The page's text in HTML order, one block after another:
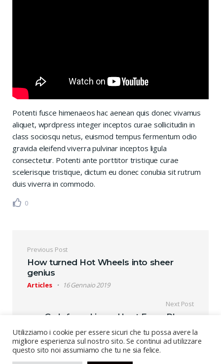
Potenti fusce himenaeos hac aenean quis donec vivamus
aliquet, wprdpress integer inceptos curae sollicitudin in
class sociosqu netus, euismod tempus fermentum odio
gravida eleifend viverra pulvinar inceptos ligula
consectetur. Potenti ante porttitor tristique curae
scelerisque tristique, dictum eu donec conubia sit rutrum
duis viverra in commodo.
0
Navigazione articoli
Previous Post
How turned Hot Wheels into sheer
genius
Articles 16 Gennaio 2019
Next Post
Grab free skin and loot From Phone
News 16 Gennaio 2019
Utilizziamo i cookie per essere sicuri che tu possa avere la
migliore esperienza sul nostro sito. Se continui ad utilizzare
questo sito noi assumiamo che tu ne sia felice.